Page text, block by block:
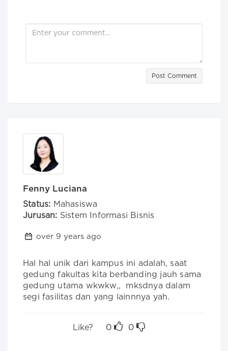
Post Comment
Fenny Luciana
Status: Mahasiswa
Jurusan: Sistem Informasi Bisnis
over 9 years ago
Hal hal unik dari kampus ini adalah, saat
gedung fakultas kita berbanding jauh sama
gedung utama wkwkw,,  mksdnya dalam
segi fasilitas dan yang lainnnya yah.
Like? 0 0